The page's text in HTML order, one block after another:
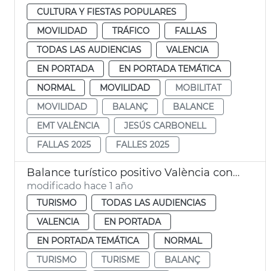
CULTURA Y FIESTAS POPULARES
MOVILIDAD
TRÁFICO
FALLAS
TODAS LAS AUDIENCIAS
VALENCIA
EN PORTADA
EN PORTADA TEMÁTICA
NORMAL
MOVILIDAD
MOBILITAT
MOVILIDAD
BALANÇ
BALANCE
EMT VALÈNCIA
JESÚS CARBONELL
FALLAS 2025
FALLES 2025
Balance turístico positivo València con un 10 % más de pernoctaciones en 2024
modificado hace 1 año
TURISMO
TODAS LAS AUDIENCIAS
VALENCIA
EN PORTADA
EN PORTADA TEMÁTICA
NORMAL
TURISMO
TURISME
BALANÇ